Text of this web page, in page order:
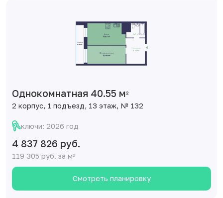
Однокомнатная 40.55 м2
2 корпус, 1 подъезд, 13 этаж, № 132
ключи: 2026 год
4 837 826 руб.
119 305 руб. за м2
Смотреть планировку